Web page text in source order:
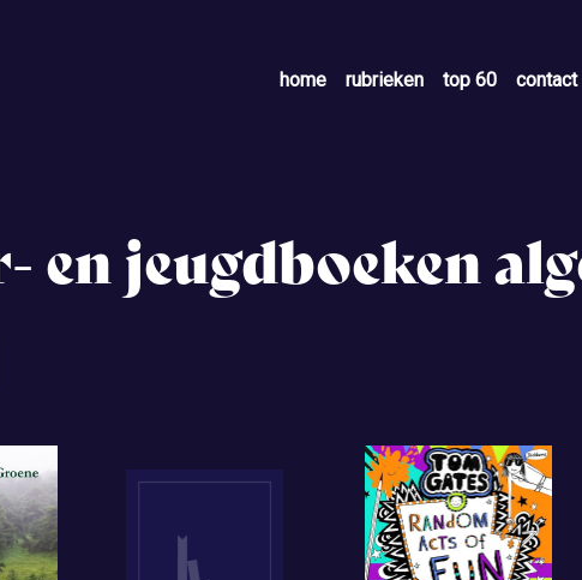
home rubrieken top 60 contact
en jeugdboeken